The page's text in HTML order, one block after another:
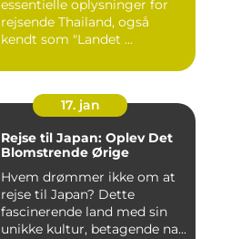
essentielle oplysninger for
rejsende Thailand, også
kendt som "Landet ...
17. jan
Rejse til Japan: Oplev Det
Blomstrende Ørige
Hvem drømmer ikke om at
rejse til Japan? Dette
fascinerende land med sin
unikke kultur, betagende na...